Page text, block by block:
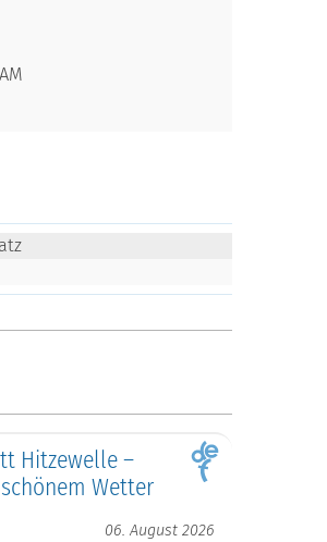
Hitzewelle –
Wetter
06. August 2026